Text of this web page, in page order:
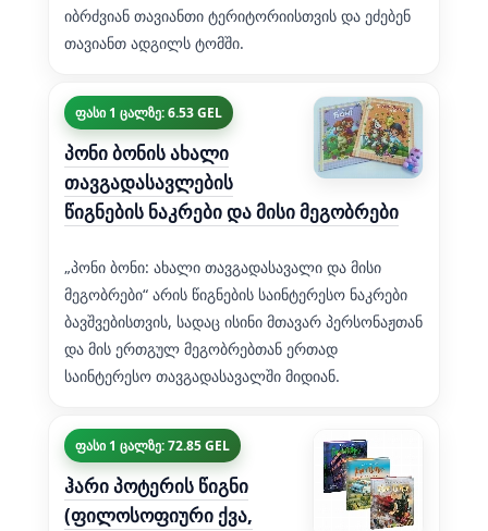
იბრძვიან თავიანთი ტერიტორიისთვის და ეძებენ
თავიანთ ადგილს ტომში.
ფასი 1 ცალზე: 6.53 GEL
პონი ბონის ახალი
თავგადასავლების
წიგნების ნაკრები და მისი მეგობრები
„პონი ბონი: ახალი თავგადასავალი და მისი
მეგობრები“ არის წიგნების საინტერესო ნაკრები
ბავშვებისთვის, სადაც ისინი მთავარ პერსონაჟთან
და მის ერთგულ მეგობრებთან ერთად
საინტერესო თავგადასავალში მიდიან.
ფასი 1 ცალზე: 72.85 GEL
ჰარი პოტერის წიგნი
(ფილოსოფიური ქვა,